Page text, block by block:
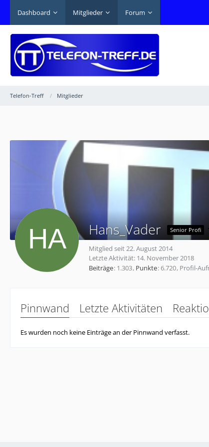
Dashboard Mitglieder Forum
Telefon-Treff Mitglieder
Hans_Vader Senior Profi
Mitglied seit 22. August 2014
Letzte Aktivität: 14. November 2018
Beiträge 1.303 Punkte 6.720 Profil-
Pinnwand Letzte Aktivitäten
Es wurden noch keine Einträge an der Pinnwand verfasst.